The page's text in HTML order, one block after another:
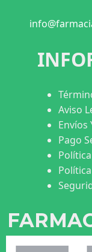
Aviso
Envíos
Pago